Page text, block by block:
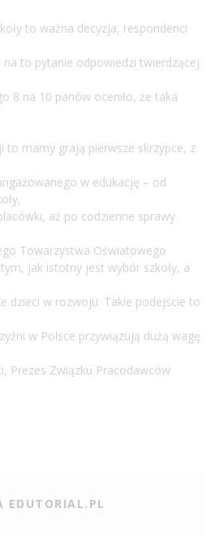
to ważna decyzja, respondenci
na to pytanie odpowiedzi twierdzącej
8 na 10 panów oceniło, że taka
to mamy grają pierwsze skrzypce, z
w edukację – od
aż po codzienne sprawy
Towarzystwa Oświatowego
jak istotny jest wybór szkoły, a
dzieci w rozwoju. Takie podejście to
w Polsce przywiązują dużą wagę
Prezes Związku Pracodawców
EDUTORIAL.PL